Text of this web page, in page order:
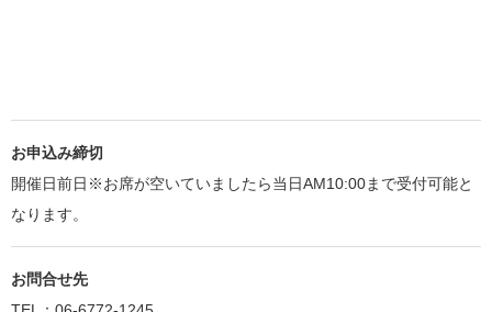
お申込み締切
開催日前日※お席が空いていましたら当日AM10:00まで受付可能と
なります。
お問合せ先